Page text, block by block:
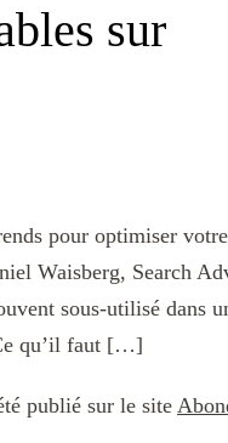
sur
pour optimiser
Waisberg, Search
sous-utilisé dans
qu’il faut […]
publié sur le site